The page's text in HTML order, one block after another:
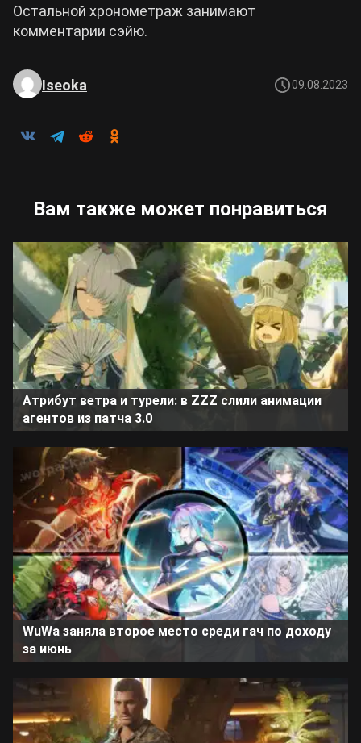
Остальной хронометраж занимают
комментарии сэйю.
Iseoka 09.08.2023
Вам также может понравиться
Атрибут ветра и турели: в ZZZ слили анимации
агентов из патча 3.0
WuWa заняла второе место среди гач по доходу
за июнь